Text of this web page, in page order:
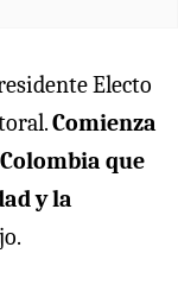
Electo
Comienza
que
y la